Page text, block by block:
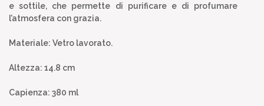
e sottile, che permette di purificare e di profumare
l’atmosfera con grazia.
Materiale: Vetro lavorato.
Altezza: 14.8 cm
Capienza: 380 ml